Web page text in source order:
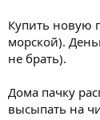
Купить новую
морской).
не брать).
Дома пачку
высыпать на